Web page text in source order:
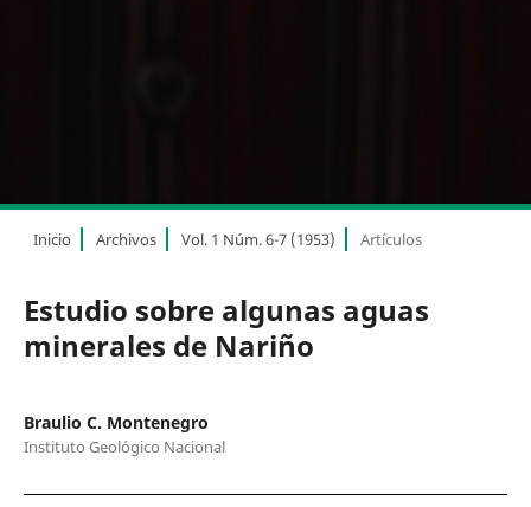
Inicio Archivos Vol. 1 Núm. 6-7 (1953) Artículos
Estudio sobre algunas aguas
minerales de Nariño
Braulio C. Montenegro
Instituto Geológico Nacional